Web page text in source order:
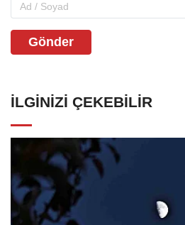
Gönder
İLGINIZI ÇEKEBILIR